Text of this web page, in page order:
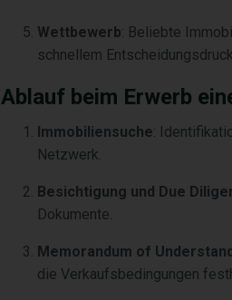
Wettbewerb: Beliebte
schnellem
Ablauf beim Erwerb
Immobiliensuche:
Netzwerk.
Besichtigung und Due
Dokumente.
Memorandum of
die Verkaufsbedingungen